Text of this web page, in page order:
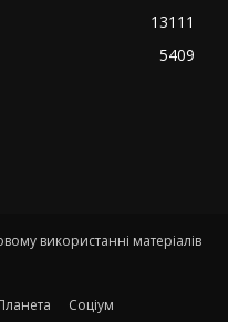
13111
5409
використанні матеріалів
Соціум